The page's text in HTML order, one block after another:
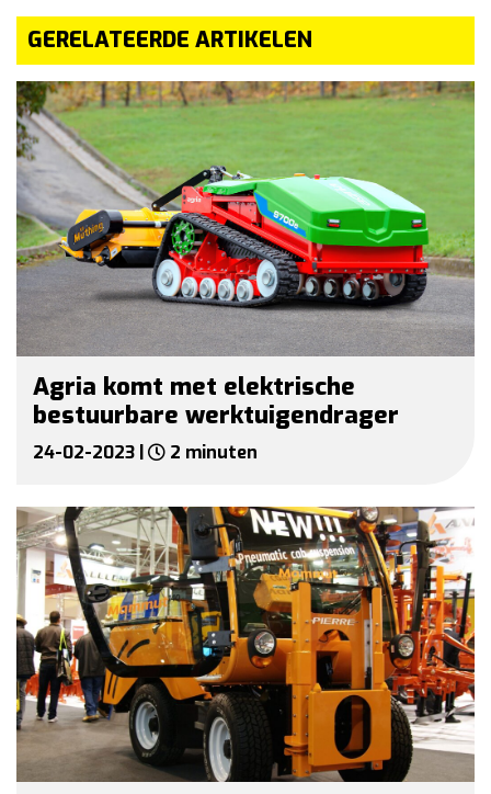
GERELATEERDE ARTIKELEN
Agria komt met elektrische
bestuurbare werktuigendrager
24-02-2023 | 2 minuten